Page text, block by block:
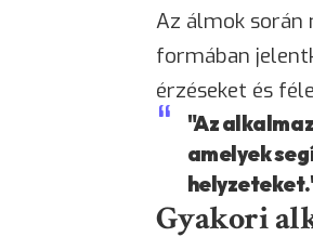
Az álmok során
formában
érzéseket és
"Az
amelyek
Gyakori